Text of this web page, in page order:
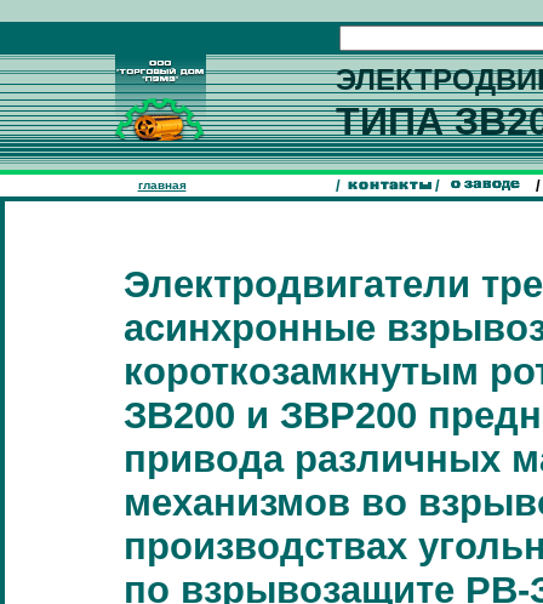
ТИПА
главная / / /
Электродвигатели
асинхронные
короткозамкнутым
ЗВ200 и ЗВР200
привода различных
механизмов во
производствах
по взрывозащите